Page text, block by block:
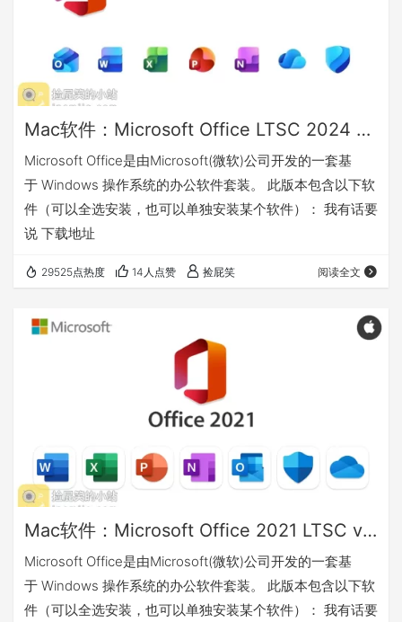
Mac软件：Microsoft Office LTSC 2024 v16.103 微软办公套件
Microsoft Office是由Microsoft(微软)公司开发的一套基
于 Windows 操作系统的办公软件套装。 此版本包含以下软
件（可以全选安装，也可以单独安装某个软件）： 我有话要
说 下载地址
29525点热度 14人点赞 捡屁笑 阅读全文
Mac软件：Microsoft Office 2021 LTSC v16.87 微软办公套件
Microsoft Office是由Microsoft(微软)公司开发的一套基
于 Windows 操作系统的办公软件套装。 此版本包含以下软
件（可以全选安装，也可以单独安装某个软件）： 我有话要